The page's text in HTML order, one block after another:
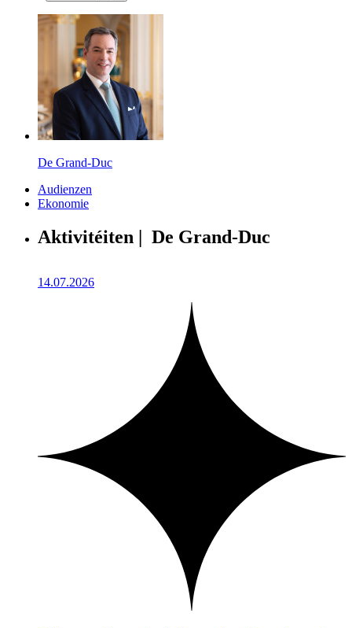
De Grand-Duc
Audienzen
Ekonomie
Aktivitéiten | De Grand-Duc
14.07.2026